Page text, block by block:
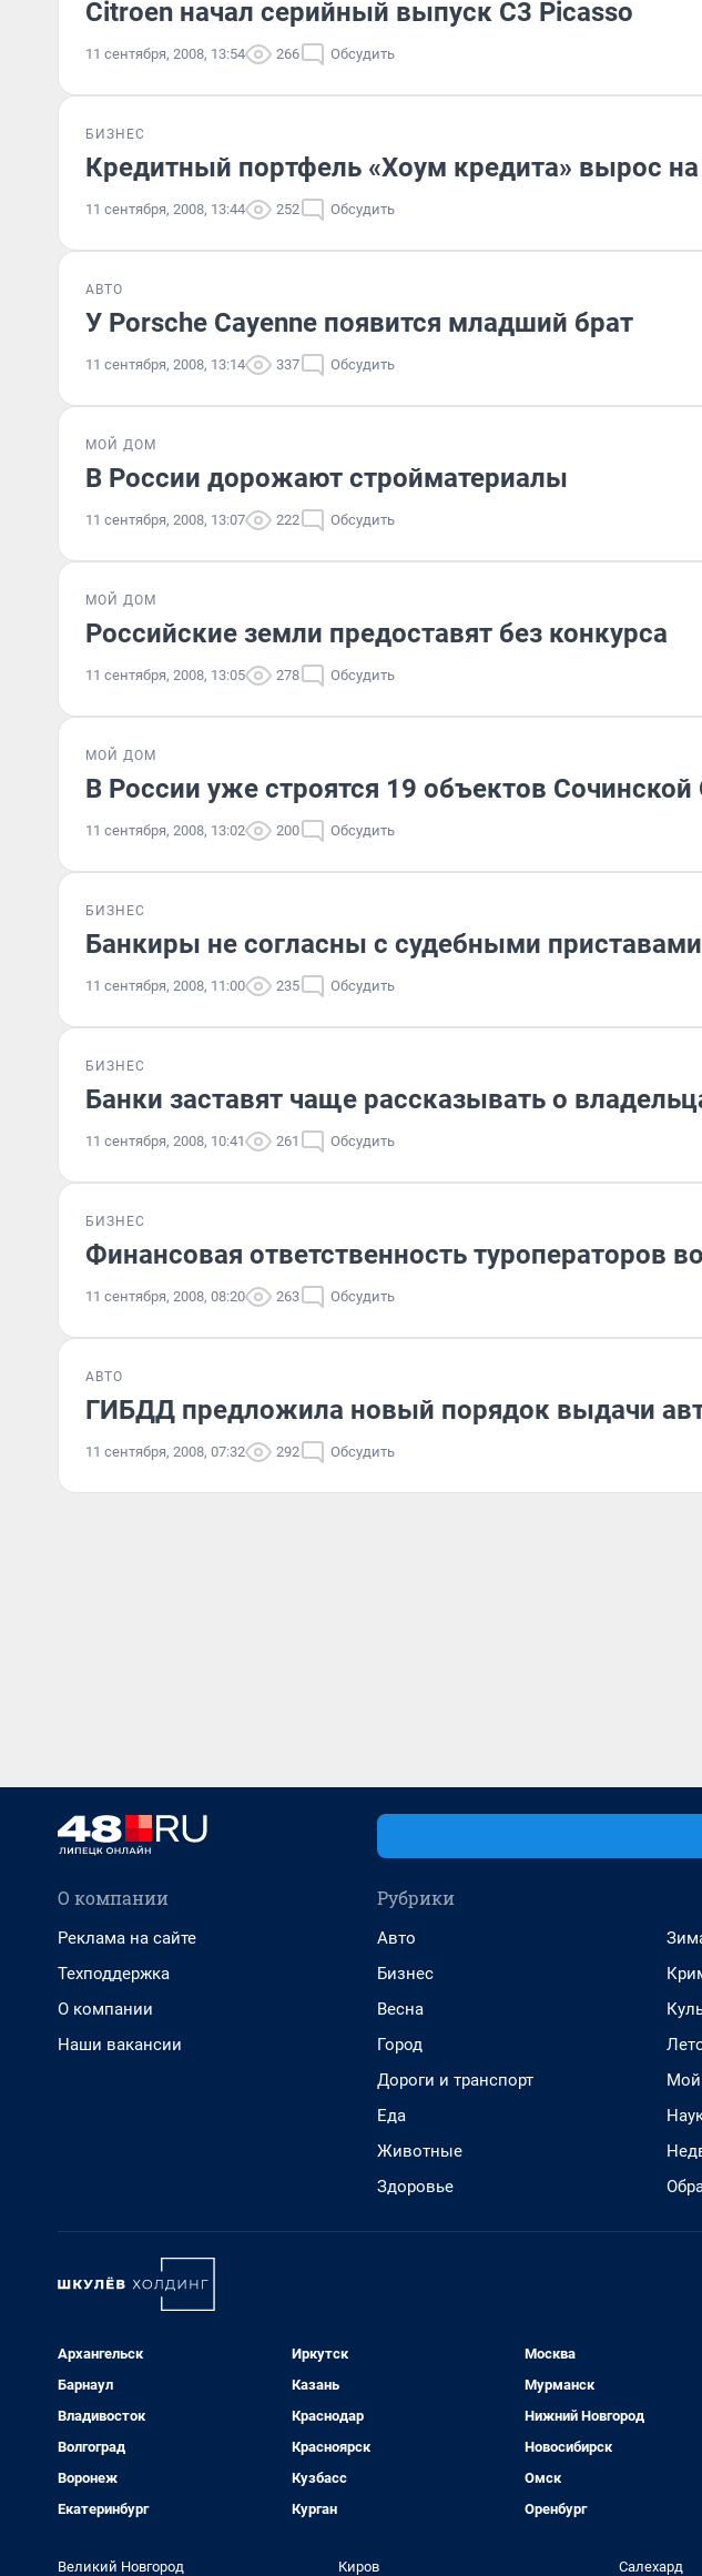
Citroen начал серийный выпуск C3 Picasso
11 сентября, 2008, 13:54 266 Обсудить
БИЗНЕС
Кредитный портфель «Хоум кредита» вырос на
11 сентября, 2008, 13:44 252 Обсудить
АВТО
У Porsche Cayenne появится младший брат
11 сентября, 2008, 13:14 337 Обсудить
МОЙ ДОМ
В России дорожают стройматериалы
11 сентября, 2008, 13:07 222 Обсудить
МОЙ ДОМ
Российские земли предоставят без конкурса
11 сентября, 2008, 13:05 278 Обсудить
МОЙ ДОМ
В России уже строятся 19 объектов
11 сентября, 2008, 13:02 200 Обсудить
БИЗНЕС
Банкиры не согласны с судебными приставами
11 сентября, 2008, 11:00 235 Обсудить
БИЗНЕС
Банки заставят чаще рассказывать о
11 сентября, 2008, 10:41 261 Обсудить
БИЗНЕС
Финансовая ответственность туроператоров
11 сентября, 2008, 08:20 263 Обсудить
АВТО
ГИБДД предложила новый порядок выдачи
11 сентября, 2008, 07:32 292 Обсудить
О компании
Реклама на сайте
Техподдержка
О компании
Наши вакансии
Рубрики
Авто
Бизнес
Весна
Город
Дороги и транспорт
Еда
Животные
Здоровье
Архангельск
Барнаул
Владивосток
Волгоград
Воронеж
Екатеринбург
Иркутск
Казань
Краснодар
Красноярск
Кузбасс
Курган
Москва
Мурманск
Нижний Новгород
Новосибирск
Омск
Оренбург
Великий Новгород Киров Салехард